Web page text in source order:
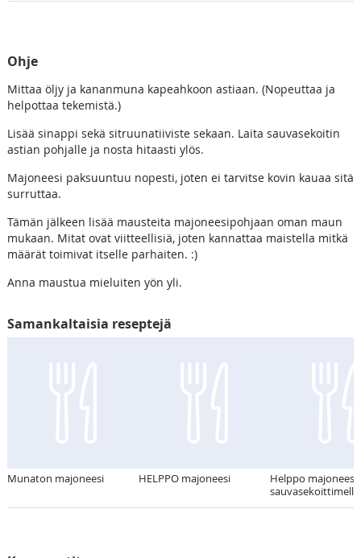
Ohje
Mittaa öljy ja kananmuna kapeahkoon astiaan. (Nopeuttaa ja
helpottaa tekemistä.)
Lisää sinappi sekä sitruunatiiviste sekaan. Laita sauvasekoitin
astian pohjalle ja nosta hitaasti ylös.
Majoneesi paksuuntuu nopesti, joten ei tarvitse kovin kauaa sitä
surruttaa.
Tämän jälkeen lisää mausteita majoneesipohjaan oman maun
mukaan. Mitat ovat viitteellisiä, joten kannattaa maistella mitkä
määrät toimivat itselle parhaiten. :)
Anna maustua mieluiten yön yli.
Samankaltaisia reseptejä
Munaton majoneesi HELPPO majoneesi
Helppo majoneesi
sauvasekoittimella